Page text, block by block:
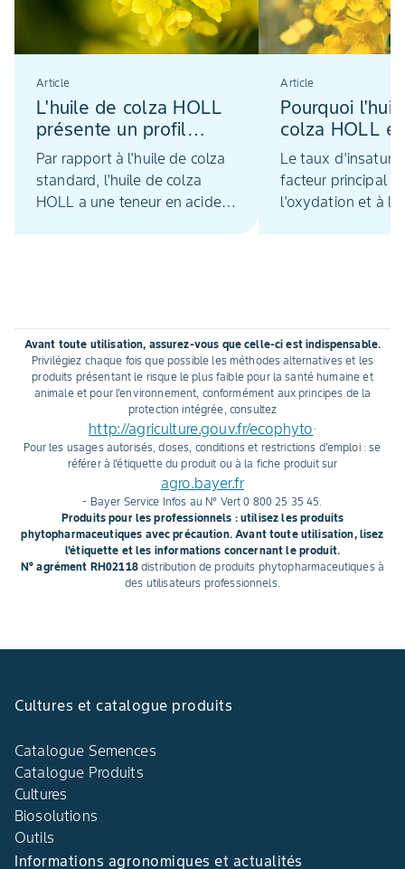
Article
L'huile de colza HOLL
présente un profil
d'acides gras amélioré
Par rapport à l'huile de colza
standard, l'huile de colza
HOLL a une teneur en acide
Article
Pourquoi
colza HOLL
une excellente
alternative
friture...
Le taux
facteur principal
l'oxydation et à la
est plus
chaleur que
d'autres huiles
Avant toute utilisation, assurez-vous que celle-ci est indispensable.
Privilégiez chaque fois que possible les méthodes alternatives et les
produits présentant le risque le plus faible pour la santé humaine et
animale et pour l'environnement, conformément aux principes de la
protection intégrée, consultez
http://agriculture.gouv.fr/ecophyto .
Pour les usages autorisés, doses, conditions et restrictions d'emploi : se
référer à l'étiquette du produit ou à la fiche produit sur
agro.bayer.fr
- Bayer Service Infos au N° Vert 0 800 25 35 45.
Produits pour les professionnels : utilisez les produits
phytopharmaceutiques avec précaution. Avant toute utilisation, lisez
l'étiquette et les informations concernant le produit.
N° agrément RH02118distribution de produits phytopharmaceutiques à
des utilisateurs professionnels.
Cultures et catalogue produits
Catalogue Semences
Catalogue Produits
Cultures
Biosolutions
Outils
Informations agronomiques et actualités